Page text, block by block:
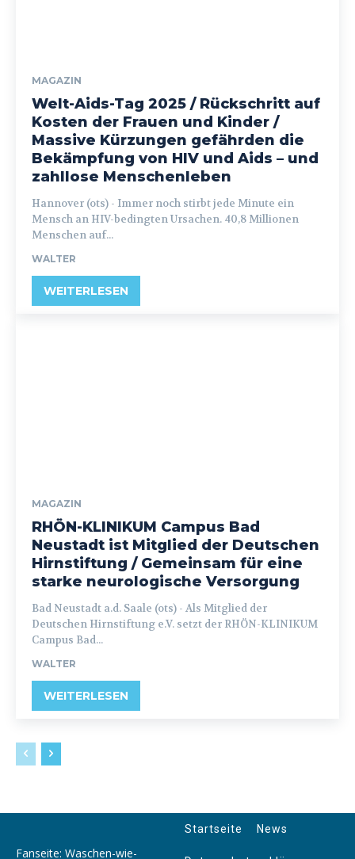
MAGAZIN
Welt-Aids-Tag 2025 / Rückschritt auf
Kosten der Frauen und Kinder /
Massive Kürzungen gefährden die
Bekämpfung von HIV und Aids – und
zahllose Menschenleben
Hannover (ots) - Immer noch stirbt jede Minute ein
Mensch an HIV-bedingten Ursachen. 40,8 Millionen
Menschen auf...
WALTER
WEITERLESEN
MAGAZIN
RHÖN-KLINIKUM Campus Bad
Neustadt ist Mitglied der Deutschen
Hirnstiftung / Gemeinsam für eine
starke neurologische Versorgung
Bad Neustadt a.d. Saale (ots) - Als Mitglied der
Deutschen Hirnstiftung e.V. setzt der RHÖN-KLINIKUM
Campus Bad...
WALTER
WEITERLESEN
Fanseite: Waschen-wie-
Startseite News